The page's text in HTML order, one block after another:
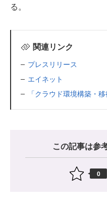
る。
関連リンク
プレスリリース
エイネット
「クラウド環境構築・
この記事は参
0